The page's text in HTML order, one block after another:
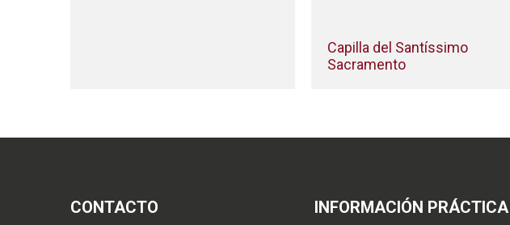
Capilla del Santíssimo
Sacramento
CONTACTO INFORMACIÓN PRÁCTICA